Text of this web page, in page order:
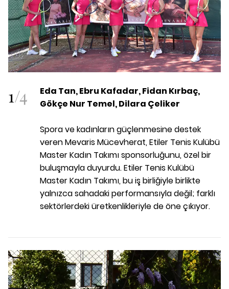
1/4
Eda Tan, Ebru Kafadar, Fidan Kırbaç,
Gökçe Nur Temel, Dilara Çeliker
Spora ve kadınların güçlenmesine destek
veren Mevaris Mücevherat, Etiler Tenis Kulübü
Master Kadın Takımı sponsorluğunu,özel bir
buluşmayla duyurdu. Etiler Tenis Kulübü
Master Kadın Takımı, bu iş birliğiyle birlikte
yalnızca sahadaki performansıyla değil; farklı
sektörlerdeki üretkenlikleriyle de öne çıkıyor.